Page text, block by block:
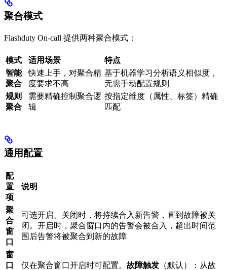
聚合模式
Flashduty On-call 提供两种聚合模式：
模式 适用场景
特点
智能
聚合
快速上手，对聚合精
度要求不高
基于机器学习分析语义相似度，
无需手动配置规则
规则
聚合
需要精确控制聚合逻
辑
按指定维度（属性、标签）精确
匹配
通用配置
配
置
项
说明
聚
合
窗
口
可选开启。关闭时，将持续合入新告警，直到故障被关
闭。开启时，聚合窗口内的告警会被合入，超出时间范
围后告警将被聚合到新的故障
窗
口
仅在聚合窗口开启时可配置。 故障触发 （默认）：从故